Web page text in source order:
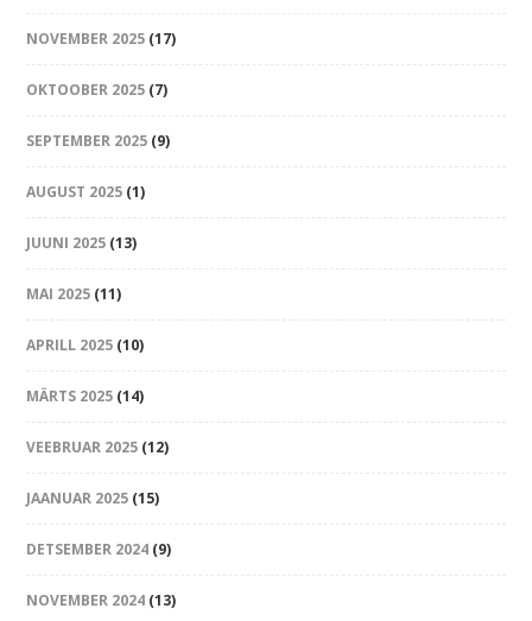
NOVEMBER 2025 (17)
OKTOOBER 2025 (7)
SEPTEMBER 2025 (9)
AUGUST 2025 (1)
JUUNI 2025 (13)
MAI 2025 (11)
APRILL 2025 (10)
MÄRTS 2025 (14)
VEEBRUAR 2025 (12)
JAANUAR 2025 (15)
DETSEMBER 2024 (9)
NOVEMBER 2024 (13)